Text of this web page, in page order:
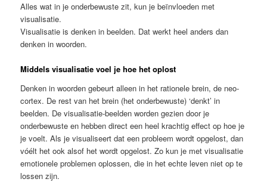
Alles wat in je onderbewuste zit, kun je beïnvloeden met
visualisatie.
Visualisatie is denken in beelden. Dat werkt heel anders dan
denken in woorden.
Middels visualisatie voel je hoe het oplost
Denken in woorden gebeurt alleen in het rationele brein, de neo-
cortex. De rest van het brein (het onderbewuste) ‘denkt’ in
beelden. De visualisatie-beelden worden gezien door je
onderbewuste en hebben direct een heel krachtig effect op hoe je
je voelt. Als je visualiseert dat een probleem wordt opgelost, dan
vóélt het ook alsof het wordt opgelost. Zo kun je met visualisatie
emotionele problemen oplossen, die in het echte leven niet op te
lossen zijn.